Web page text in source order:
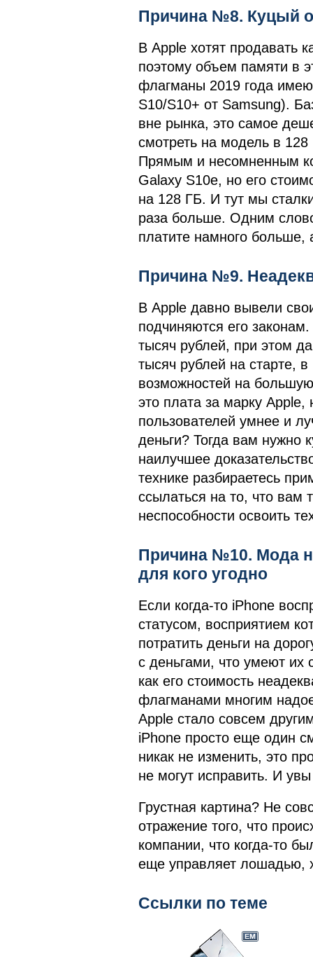
Причина №8. Куцый
В Apple хотят продавать
поэтому объем памяти в
флагманы 2019 года
S10/S10+ от Samsung).
вне рынка, это самое
смотреть на модель в
Прямым и несомненным
Galaxy S10e, но его
на 128 ГБ. И тут мы
раза больше. Одним
платите намного больше,
Причина №9.
В Apple давно вывели
подчиняются его
тысяч рублей, при этом
тысяч рублей на старте,
возможностей на
это плата за марку
пользователей умнее и
деньги? Тогда вам нужно
наилучшее
технике разбираетесь
ссылаться на то, что вам
неспособности освоить
Причина №10. Мода
для кого угодно
Если когда-то iPhone
статусом, восприятием
потратить деньги на
с деньгами, что умеют их
как его стоимость
флагманами многим
Apple стало совсем
iPhone просто еще один
никак не изменить, это
не могут исправить. И
Грустная картина? Не
отражение того, что
компании, что когда-то
еще управляет лошадью,
Ссылки по теме